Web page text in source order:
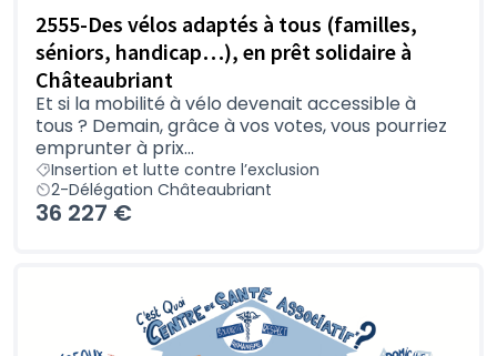
2555-Des vélos adaptés à tous (familles,
séniors, handicap…), en prêt solidaire à
Châteaubriant
Et si la mobilité à vélo devenait accessible à
tous ? Demain, grâce à vos votes, vous pourriez
emprunter à prix...
Insertion et lutte contre l’exclusion
2-Délégation Châteaubriant
36 227 €